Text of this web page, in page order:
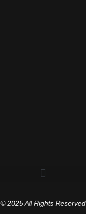
© 2025 All Rights Reserved